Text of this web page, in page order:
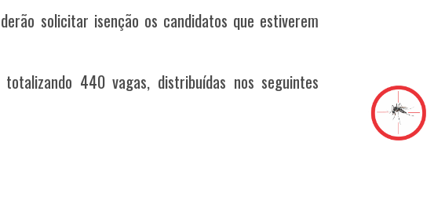
solicitar isenção os candidatos que estiverem
440 vagas, distribuídas nos seguintes